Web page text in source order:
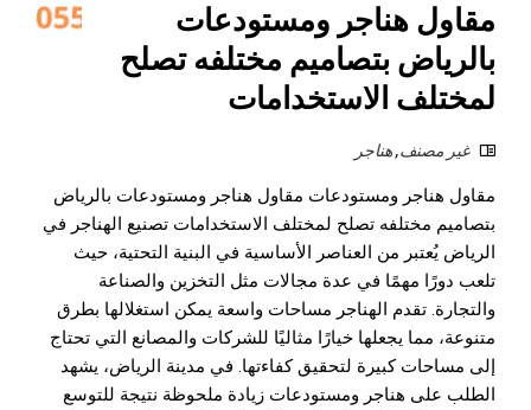
مقاول هناجر ومستودعات
بالرياض بتصاميم مختلفه تصلح
لمختلف الاستخدامات
غير مصنف,هناجر
مقاول هناجر ومستودعات مقاول هناجر ومستودعات بالرياض
بتصاميم مختلفه تصلح لمختلف الاستخدامات تصنيع الهناجر في
الرياض يُعتبر من العناصر الأساسية في البنية التحتية، حيث
تلعب دورًا مهمًا في عدة مجالات مثل التخزين والصناعة
والتجارة. تقدم الهناجر مساحات واسعة يمكن استغلالها بطرق
متنوعة، مما يجعلها خيارًا مثاليًا للشركات والمصانع التي تحتاج
إلى مساحات كبيرة لتحقيق كفاءتها. في مدينة الرياض، يشهد
الطلب على هناجر ومستودعات زيادة ملحوظة نتيجة للتوسع